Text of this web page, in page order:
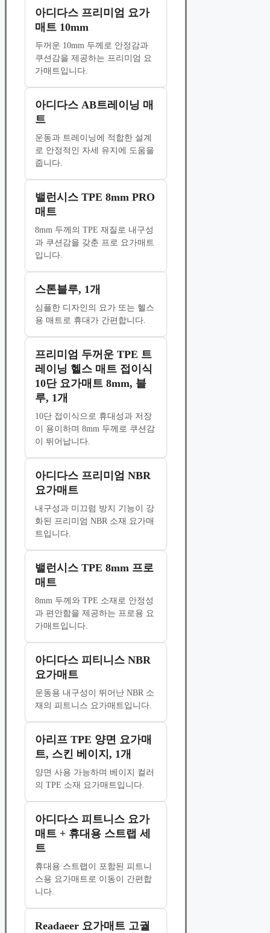
아디다스 프리미엄 요가
매트 10mm
두꺼운 10mm 두께로 안정감과
쿠션감을 제공하는 프리미엄 요
가매트입니다.
아디다스 AB트레이닝 매
트
운동과 트레이닝에 적합한 설계
로 안정적인 자세 유지에 도움을
줍니다.
밸런시스 TPE 8mm PRO
매트
8mm 두께의 TPE 재질로 내구성
과 쿠션감을 갖춘 프로 요가매트
입니다.
스톤블루, 1개
심플한 디자인의 요가 또는 헬스
용 매트로 휴대가 간편합니다.
프리미엄 두꺼운 TPE 트
레이닝 헬스 매트 접이식
10단 요가매트 8mm, 블
루, 1개
10단 접이식으로 휴대성과 저장
이 용이하며 8mm 두께로 쿠션감
이 뛰어납니다.
아디다스 프리미엄 NBR
요가매트
내구성과 미끄럼 방지 기능이 강
화된 프리미엄 NBR 소재 요가매
트입니다.
밸런시스 TPE 8mm 프로
매트
8mm 두께와 TPE 소재로 안정성
과 편안함을 제공하는 프로용 요
가매트입니다.
아디다스 피티니스 NBR
요가매트
운동용 내구성이 뛰어난 NBR 소
재의 피트니스 요가매트입니다.
아리프 TPE 양면 요가매
트, 스킨 베이지, 1개
양면 사용 가능하며 베이지 컬러
의 TPE 소재 요가매트입니다.
아디다스 피트니스 요가
매트 + 휴대용 스트랩 세
트
휴대용 스트랩이 포함된 피트니
스용 요가매트로 이동이 간편합
니다.
Readaeer 요가매트 고궐